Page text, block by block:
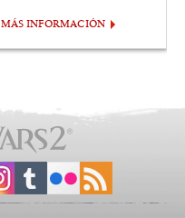
MÁS INFORMACIÓN